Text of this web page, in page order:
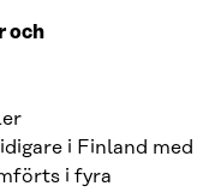
och
i Finland med
i fyra